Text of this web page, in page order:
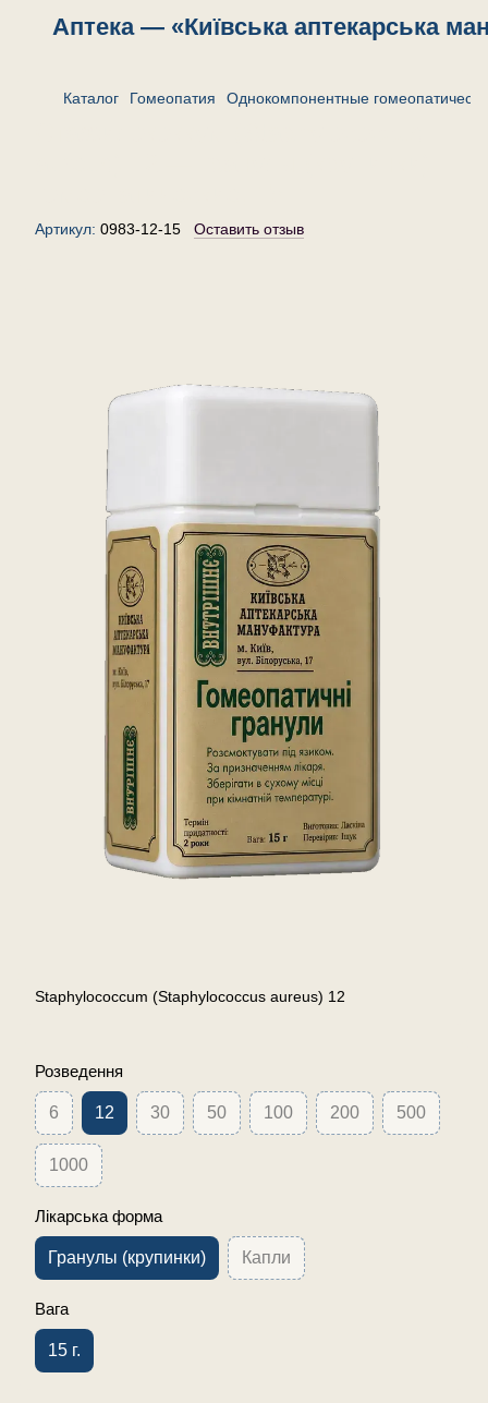
Аптека — «Київська аптекарська
Каталог Гомеопатия Однокомпонентные
Артикул: 0983-12-15 Оставить отзыв
Staphylococcum (Staphylococcus aureus) 12
Розведення
6 12 30 50 100 200 500
1000
Лікарська форма
Гранулы (крупинки) Капли
Вага
15 г.